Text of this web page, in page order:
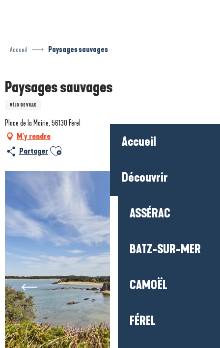
Accueil
Découvrir
ASSÉRAC
BATZ-SUR-MER
CAMOËL
FÉREL
Accueil Paysages sauvages
Paysages sauvages
VÉLO DE VILLE
Place de la Mairie, 56130 Férel
M'y rendre
Partager Ajouter aux favoris